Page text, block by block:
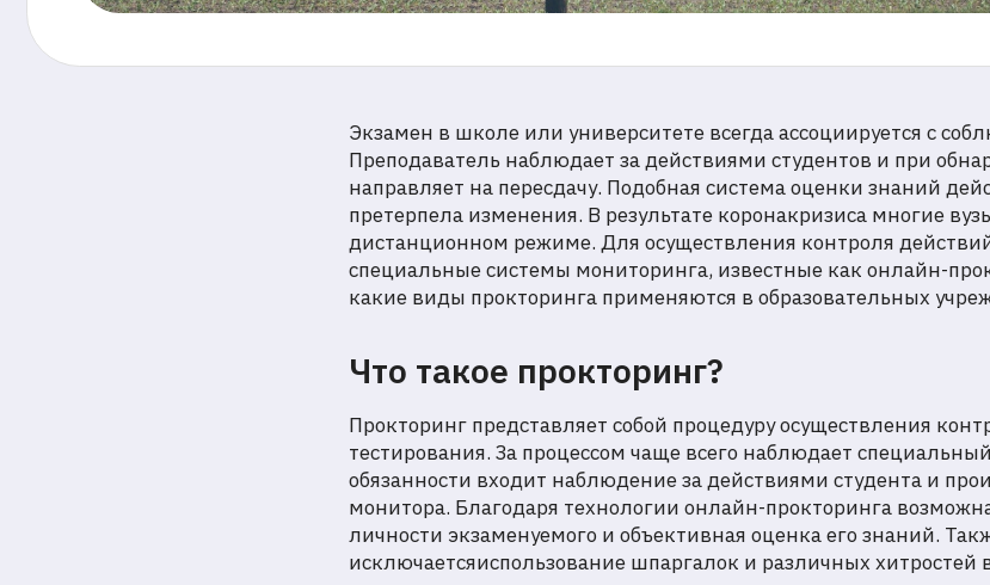
Экзамен в школе или университете всегда ассоциируется с
Преподаватель наблюдает за действиями студентов и при
направляет на пересдачу. Подобная система оценки знаний
претерпела изменения. В результате коронакризиса многие
дистанционном режиме. Для осуществления контроля
специальные системы мониторинга, известные как онлайн-
какие виды прокторинга применяются в образовательных
Что такое прокторинг?
Прокторинг представляет собой процедуру осуществления
тестирования. За процессом чаще всего наблюдает
обязанности входит наблюдение за действиями студента и
монитора. Благодаря технологии онлайн-прокторинга
личности экзаменуемого и объективная оценка его знаний.
исключаетсяиспользование шпаргалок и различных хитростей